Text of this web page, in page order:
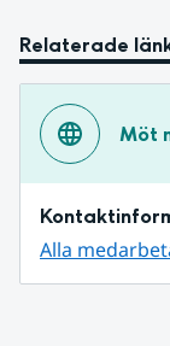
Relaterade
Möt
Alla